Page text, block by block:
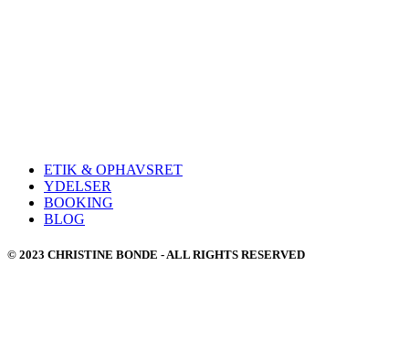
ETIK & OPHAVSRET
YDELSER
BOOKING
BLOG
© 2023 CHRISTINE BONDE - ALL RIGHTS RESERVED